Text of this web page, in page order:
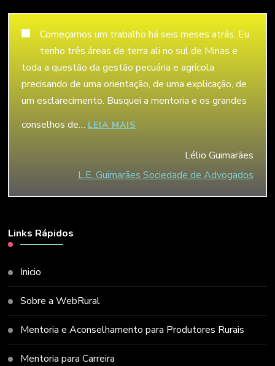
Começamos um trabalho há seis meses atrás. Eu
tenho três áreas de terra ali no sul de Minas e
toda a questão da gestão pecuária e agrícola
precisando de uma orientação, de uma explicação, de
um esclarecimento. Busquei a mentoria e os grandes
conselhos de… LEIA MAIS
Lélio Guimarães
L.E. Guimarães Sociedade de Advogados
Links Rápidos
Inicio
Sobre a WebRural
Mentoria e Aconselhamento para Produtores Rurais
Mentoria para Carreira